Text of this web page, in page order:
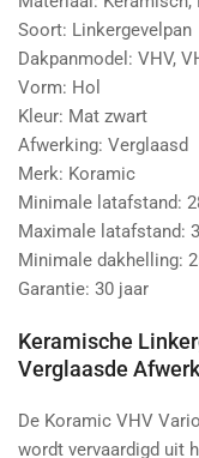
Soort: Linkergevelpan
Dakpanmodel: VHV,
Vorm: Hol
Kleur: Mat zwart
Afwerking: Verglaasd
Merk: Koramic
Minimale latafstand:
Maximale latafstand:
Minimale dakhelling:
Garantie: 30 jaar
Keramische
Verglaasde
De Koramic VHV
wordt vervaardigd uit